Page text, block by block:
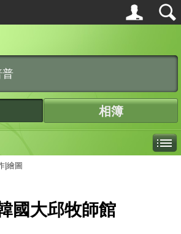
普
相簿
|繪圖
國大邱牧師館